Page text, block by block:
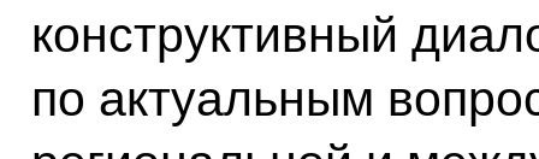
конструктивный
по актуальным